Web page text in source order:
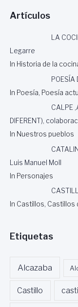
Artículos
LA
Legarre
In Historia de la
POESÍA
In Poesía, Poesía
CALPE
DIFERENT),
In Nuestros pueblos
Luis Manuel Moll
In Personajes
In Castillos, Castillos
Etiquetas
Alcazaba
Castillo